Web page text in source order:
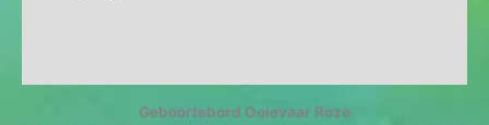
Geboortebord Ooievaar Roze